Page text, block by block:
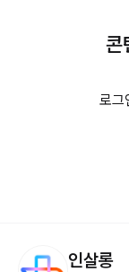
콘
로그
인살롱